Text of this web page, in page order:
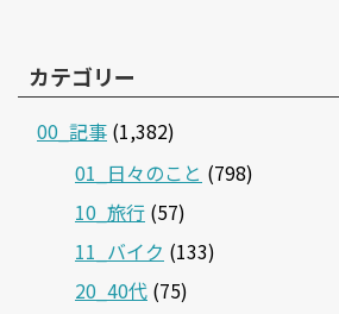
カテゴリー
00_記事 (1,382)
01_日々のこと (798)
10_旅行 (57)
11_バイク (133)
20_40代 (75)